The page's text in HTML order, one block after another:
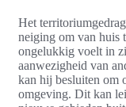
Het
neiging om van huis
ongelukkig voelt in
aanwezigheid van
kan hij besluiten om
omgeving. Dit kan